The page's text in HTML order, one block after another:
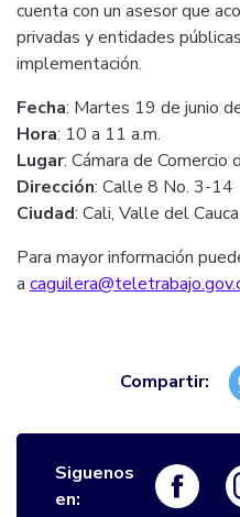
cuenta con un asesor que
privadas y entidades
implementación.
Fecha: Martes 19 de junio
Hora: 10 a 11 a.m.
Lugar: Cámara de Comercio
Dirección: Calle 8 No. 3-14
Ciudad: Cali, Valle del Cauca
Para mayor información
a
Siguenos
en: